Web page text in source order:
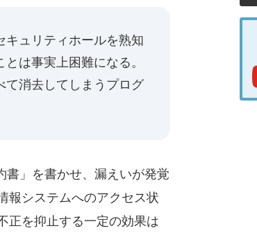
キュリティホールを熟知
は事実上困難になる。
て消去してしまうプログ
」を書かせ、漏えいが発覚
報システムへのアクセス状
正を抑止する一定の効果は